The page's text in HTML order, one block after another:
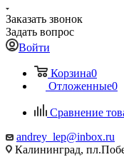
Заказать звонок
Задать вопрос
Войти
Корзина0
Отложенные0
Сравнение
andrey_lep@inbox.ru
Калининград,